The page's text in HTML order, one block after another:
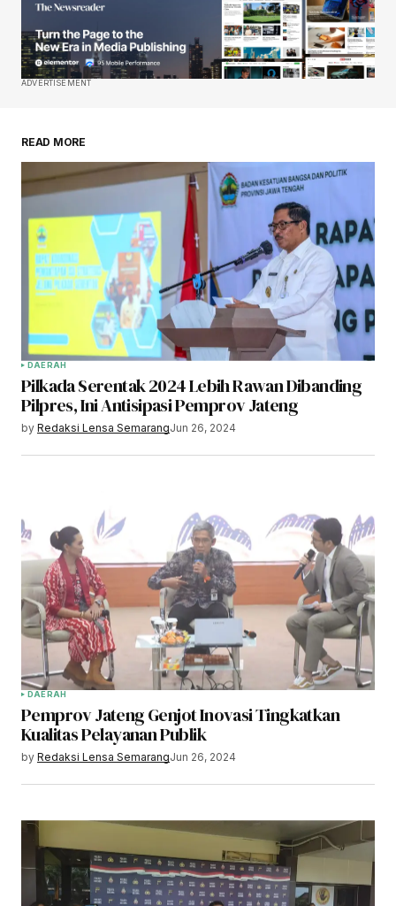
ADVERTISEMENT
READ MORE
DAERAH
Pilkada Serentak 2024 Lebih Rawan Dibanding
Pilpres, Ini Antisipasi Pemprov Jateng
by Redaksi Lensa SemarangJun 26, 2024
DAERAH
Pemprov Jateng Genjot Inovasi Tingkatkan
Kualitas Pelayanan Publik
by Redaksi Lensa SemarangJun 26, 2024